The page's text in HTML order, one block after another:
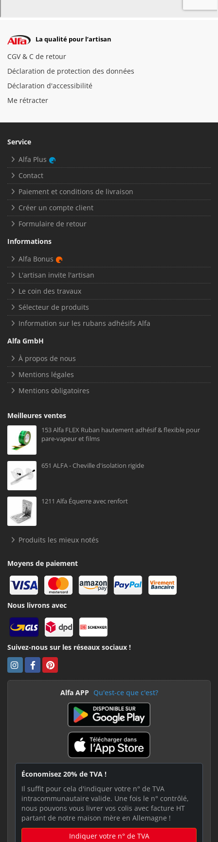
La qualité pour l’artisan
CGV & C de retour
Déclaration de protection des données
Déclaration d'accessibilité
Me rétracter
Service
Alfa Plus
Contact
Paiement et conditions de livraison
Créer un compte client
Formulaire de retour
Informations
Alfa Bonus
L'artisan invite l'artisan
Le coin des travaux
Sélecteur de produits
Information sur les rubans adhésifs Alfa
Alfa GmbH
À propos de nous
Mentions légales
Mentions obligatoires
Meilleures ventes
153 Alfa FLEX Ruban hautement adhésif & flexible pour
pare-vapeur et films
651 ALFA - Cheville d'isolation rigide
1211 Alfa Équerre avec renfort
Produits les mieux notés
Moyens de paiement
Nous livrons avec
Suivez-nous sur les réseaux sociaux !
Alfa APP Qu'est-ce que c'est?
Économisez 20% de TVA !
Il suffit pour cela d'indiquer votre n° de TVA
intracommunautaire valide. Une fois le n° contrôlé,
nous pouvons vous livrer vos colis avec facture HT
partant de notre maison mère en Allemagne !
Indiquer votre n° de TVA